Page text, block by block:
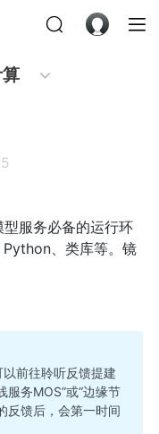
服务必备的运行环
、类库等。镜
前往聆听反馈提建
服务MOS”或“边缘节
反馈后，会第一时间